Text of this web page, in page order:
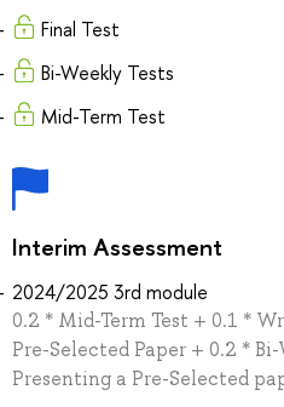
Final Test
Bi-Weekly Tests
Mid-Term Test
Interim Assessment
2024/2025 3rd module
0.2 * Mid-Term Test + 0.1 *
Pre-Selected Paper + 0.2 *
Presenting a Pre-Selected